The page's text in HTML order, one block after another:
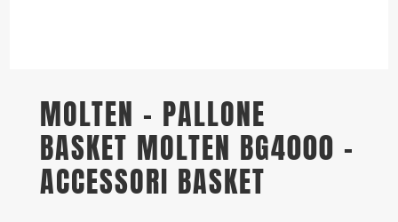
MOLTEN – PALLONE
BASKET MOLTEN BG4000 –
ACCESSORI BASKET